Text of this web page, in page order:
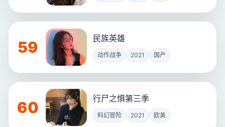
59 民族英雄
动作战争 2021 国产
60 行尸之惧第三季
科幻冒险 2021 欧美